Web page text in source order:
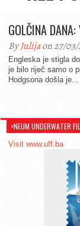
GOLČINA
ByJulijaon 27/03/
Engleska je stigla
je bilo riječ samo o
Hodgsona došla je...
>NEUM UNDERWATER
Visit www.uff.ba